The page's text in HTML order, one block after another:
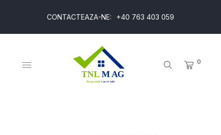
CONTACTEAZA-NE: +40 763 403 059
0